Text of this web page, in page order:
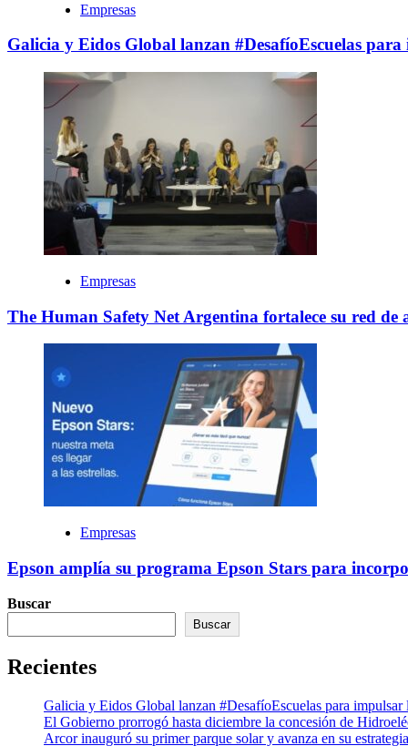
Empresas
Galicia y Eidos Global lanzan #DesafíoEscuelas
Empresas
The Human Safety Net Argentina fortalece su red
Empresas
Epson amplía su programa Epson Stars para
Buscar
Buscar
Recientes
Galicia y Eidos Global lanzan #DesafíoEscuelas para
El Gobierno prorrogó hasta diciembre la concesión de
Arcor inauguró su primer parque solar y avanza en su